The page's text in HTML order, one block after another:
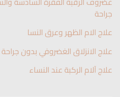
جراحة
علاج الام الظهر وعرق النسا
علاج الانزلاق الغضروفي بدون جراحة
علاج آلام الركبة عند النساء